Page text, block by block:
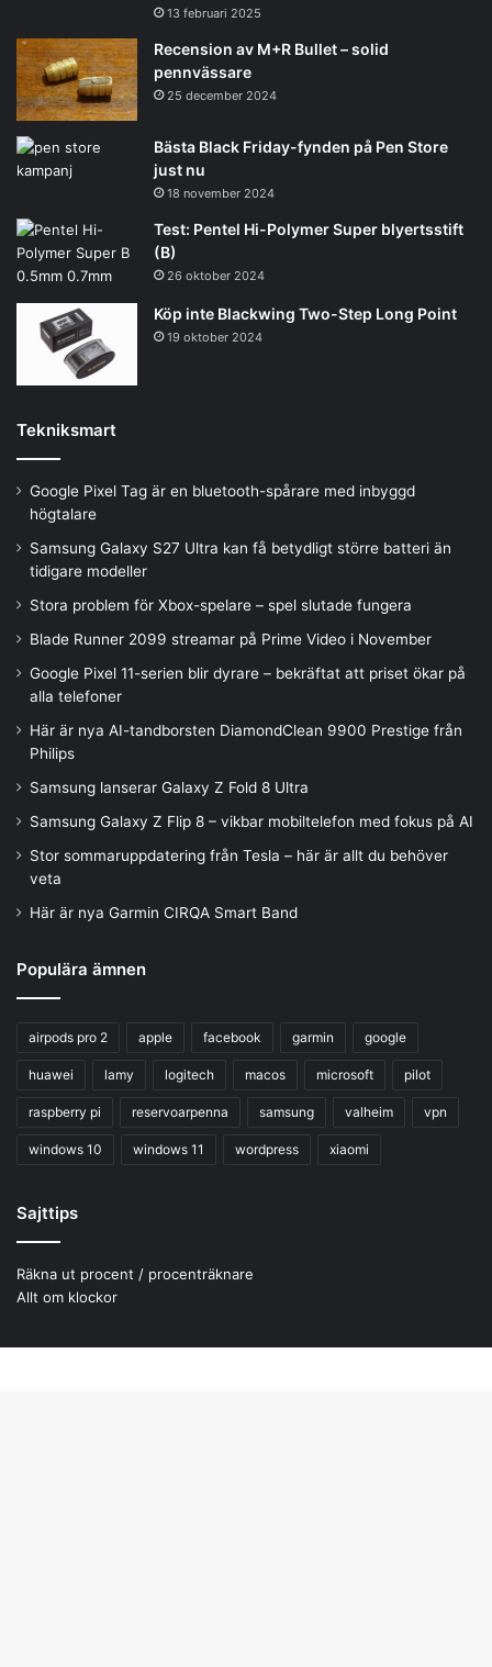
13 februari 2025
Recension av M+R Bullet – solid
pennvässare
25 december 2024
Bästa Black Friday-fynden på Pen Store
just nu
18 november 2024
Test: Pentel Hi-Polymer Super blyertsstift
(B)
26 oktober 2024
Köp inte Blackwing Two-Step Long Point
19 oktober 2024
Tekniksmart
Google Pixel Tag är en bluetooth-spårare med inbyggd
högtalare
Samsung Galaxy S27 Ultra kan få betydligt större batteri än
tidigare modeller
Stora problem för Xbox-spelare – spel slutade fungera
Blade Runner 2099 streamar på Prime Video i November
Google Pixel 11-serien blir dyrare – bekräftat att priset ökar på
alla telefoner
Här är nya AI-tandborsten DiamondClean 9900 Prestige från
Philips
Samsung lanserar Galaxy Z Fold 8 Ultra
Samsung Galaxy Z Flip 8 – vikbar mobiltelefon med fokus på AI
Stor sommaruppdatering från Tesla – här är allt du behöver
veta
Här är nya Garmin CIRQA Smart Band
Populära ämnen
airpods pro 2 apple facebook garmin google
huawei lamy logitech macos microsoft pilot
raspberry pi reservoarpenna samsung valheim vpn
windows 10 windows 11 wordpress xiaomi
Sajttips
Räkna ut procent / procenträknare
Allt om klockor